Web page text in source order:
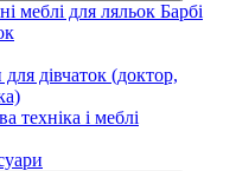
меблі для ляльок Барбі
дівчаток (доктор,
техніка і меблі